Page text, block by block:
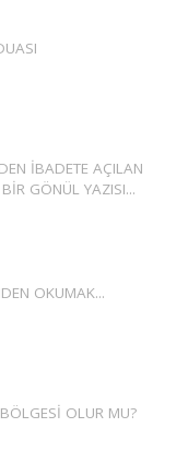
İBADETE AÇILAN
GÖNÜL YAZISI...
OKUMAK...
OLUR MU?